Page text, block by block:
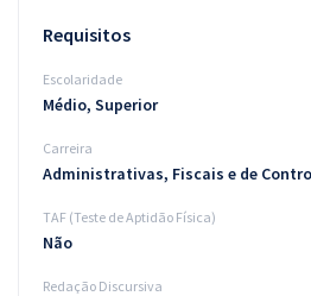
Requisitos
Escolaridade
Médio, Superior
Carreira
Administrativas, Fiscais e de
TAF (Teste de Aptidão Física)
Não
Redação Discursiva